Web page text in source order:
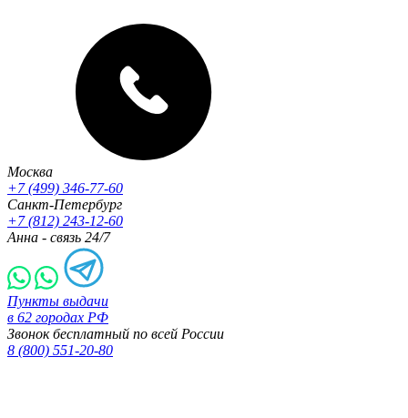
Москва
+7 (499) 346-77-60
Санкт-Петербург
+7 (812) 243-12-60
Анна - связь 24/7
Пункты выдачи
в 62 городах РФ
Звонок бесплатный по всей России
8 (800) 551-20-80